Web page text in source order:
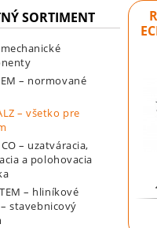
SORTIMENT
– normované
– všetko pre
– uzatváracia,
a polohovacia
– hliníkové
stavebnicový